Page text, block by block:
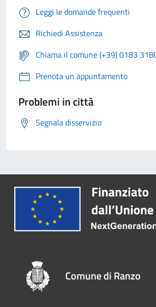
Leggi le domande frequenti
Richiedi Assistenza
Chiama il comune (+39) 0183
Prenota un appuntamento
Problemi in città
Segnala disservizio
Comune di Ranzo